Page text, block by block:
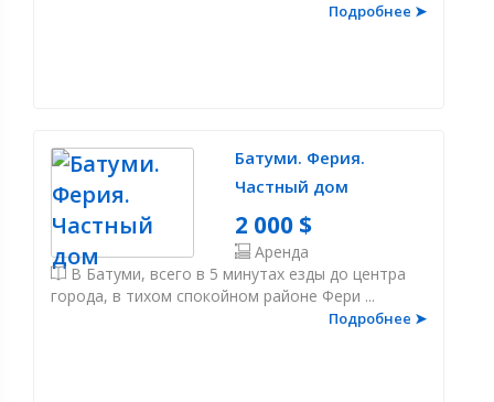
Подробнее ➤
Батуми. Ферия.
Частный дом
2 000 $
Аренда
В Батуми, всего в 5 минутах езды до центра
города, в тихом спокойном районе Фери ...
Подробнее ➤